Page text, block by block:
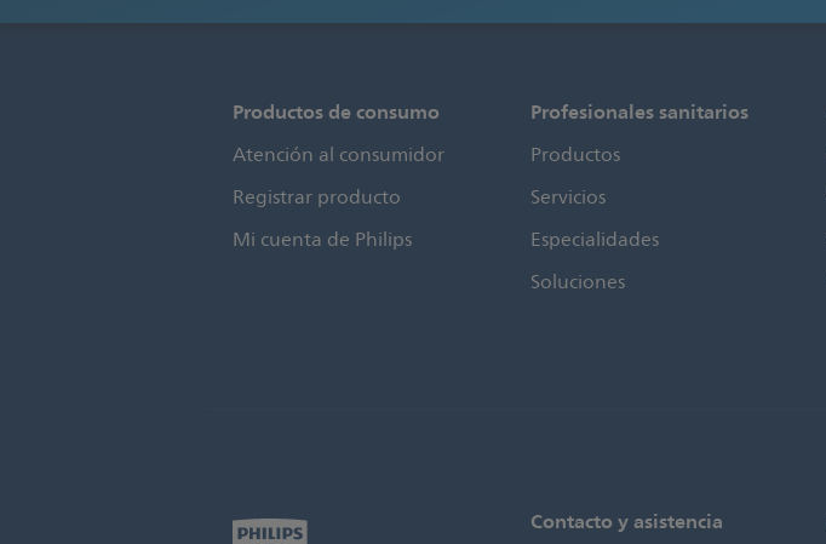
Productos de consumo
Atención al consumidor
Registrar producto
Mi cuenta de Philips
Profesionales sanitarios
Productos
Servicios
Especialidades
Soluciones
Contacto y asistencia